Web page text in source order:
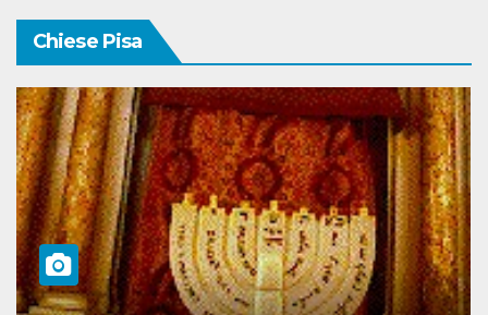
Chiese Pisa